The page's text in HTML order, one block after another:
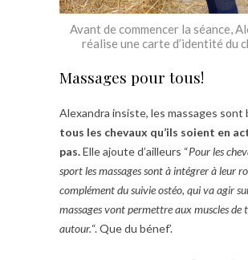
Avant de commencer la séance,
réalise une carte d’identité du
Massages pour tous!
Alexandra insiste, les massages sont
tous les chevaux qu’ils soient en
pas.Elle ajoute d’ailleurs “Pour les
sport les massages sont à intégrer à leur
complément du suivie ostéo, qui va agir
massages vont permettre aux muscles de
autour.“. Que du bénef’.